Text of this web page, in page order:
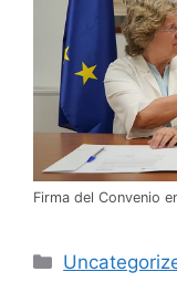
Firma del Convenio